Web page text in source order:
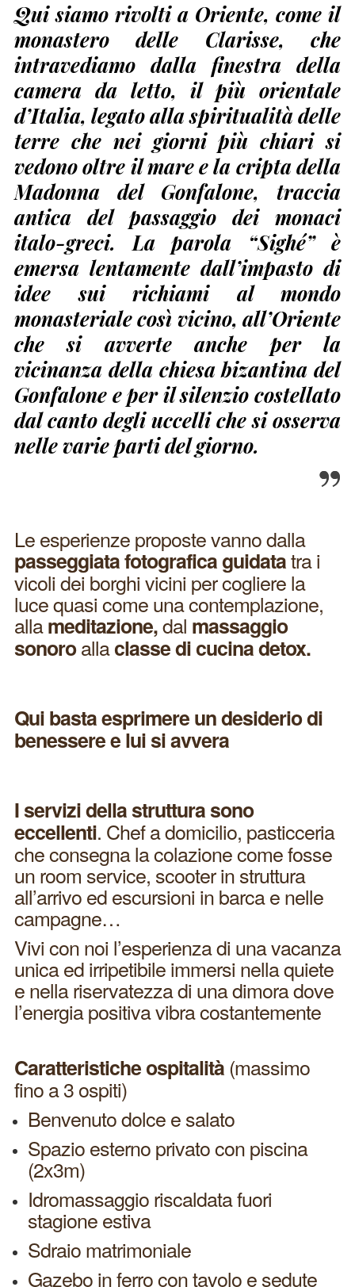
Qui siamo rivolti a Oriente, come il
monastero delle Clarisse, che
intravediamo dalla finestra della
camera da letto, il più orientale
d’Italia, legato alla spiritualità delle
terre che nei giorni più chiari si
vedono oltre il mare e la cripta della
Madonna del Gonfalone, traccia
antica del passaggio dei monaci
italo-greci. La parola “Sighé” è
emersa lentamente dall’impasto di
idee sui richiami al mondo
monasteriale così vicino, all’Oriente
che si avverte anche per la
vicinanza della chiesa bizantina del
Gonfalone e per il silenzio costellato
dal canto degli uccelli che si osserva
nelle varie parti del giorno.
Le esperienze proposte vanno dalla
passeggiata fotografica guidatatra i
vicoli dei borghi vicini per cogliere la
luce quasi come una contemplazione,
allameditazione,dal massaggio
sonoroallaclasse di cucina detox.
Qui basta esprimere un desiderio di
benessere e lui si avvera
I servizi della struttura sono
eccellenti. Chef a domicilio, pasticceria
che consegna la colazione come fosse
un room service, scooter in struttura
all’arrivo ed escursioni in barca e nelle
campagne…
Vivi con noi l’esperienza di una vacanza
unica ed irripetibile immersi nella quiete
e nella riservatezza di una dimora dove
l’energia positiva vibra costantemente
Caratteristiche ospitalità(massimo
fino a 3 ospiti)
Benvenuto dolce e salato
Spazio esterno privato con piscina
(2x3m)
Idromassaggio riscaldata fuori
stagione estiva
Sdraio matrimoniale
Gazebo in ferro con tavolo e sedute